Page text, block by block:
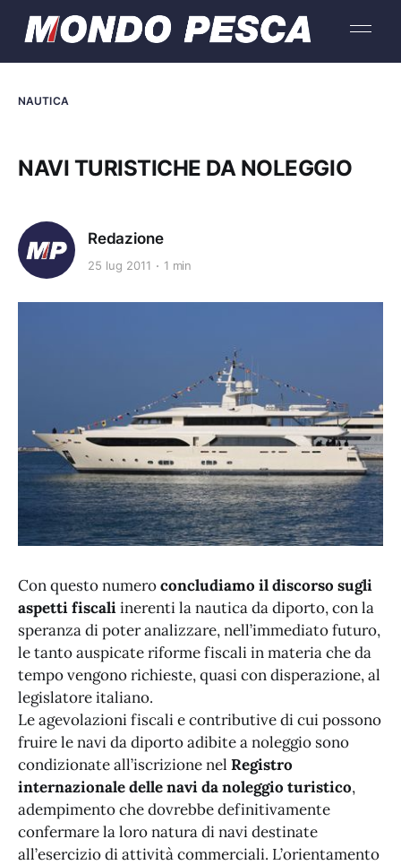
NAUTICA
NAVI TURISTICHE DA NOLEGGIO
Redazione
25 lug 2011 1 min
Con questo numeroconcludiamo il discorso sugli
aspetti fiscaliinerenti la nautica da diporto, con la
speranza di poter analizzare, nell’immediato futuro,
le tanto auspicate riforme fiscali in materia che da
tempo vengono richieste, quasi con disperazione, al
legislatore italiano.
Le agevolazioni fiscali e contributive di cui possono
fruire le navi da diporto adibite a noleggio sono
condizionate all’iscrizione nel Registro
internazionale delle navi da noleggio turistico,
adempimento che dovrebbe definitivamente
confermare la loro natura di navi destinate
all’esercizio di attività commerciali. L’orientamento